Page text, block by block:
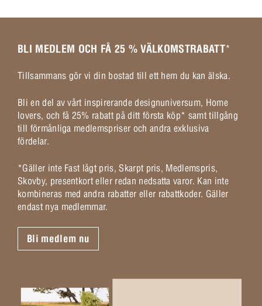
BLI MEDLEM OCH FÅ 25 % VÄLKOMSTRABATT*
Tillsammans gör vi din bostad till ett hem du kan älska.
Bli en del av vårt inspirerande designuniversum, Home
lovers, och få 25% rabatt på ditt första köp* samt tillgång
till förmånliga medlemspriser och andra exklusiva
fördelar.
*Gäller inte Fast lågt pris, Skarpt pris, Medlemspris,
Skovby, presentkort eller redan nedsatta varor. Kan inte
kombineras med andra rabatter eller rabattkoder. Gäller
endast nya medlemmar.
Bli medlem nu